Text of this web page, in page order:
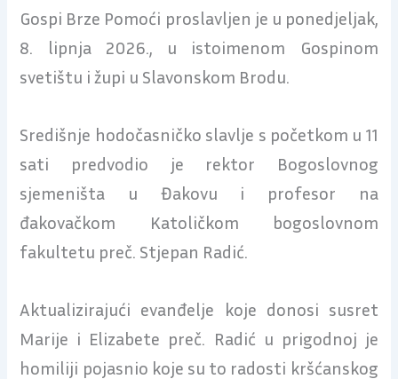
Gospi Brze Pomoći proslavljen je u ponedjeljak,
8. lipnja 2026., u istoimenom Gospinom
svetištu i župi u Slavonskom Brodu.
Središnje hodočasničko slavlje s početkom u 11
sati predvodio je rektor Bogoslovnog
sjemeništa u Đakovu i profesor na
đakovačkom Katoličkom bogoslovnom
fakultetu preč. Stjepan Radić.
Aktualizirajući evanđelje koje donosi susret
Marije i Elizabete preč. Radić u prigodnoj je
homiliji pojasnio koje su to radosti kršćanskog